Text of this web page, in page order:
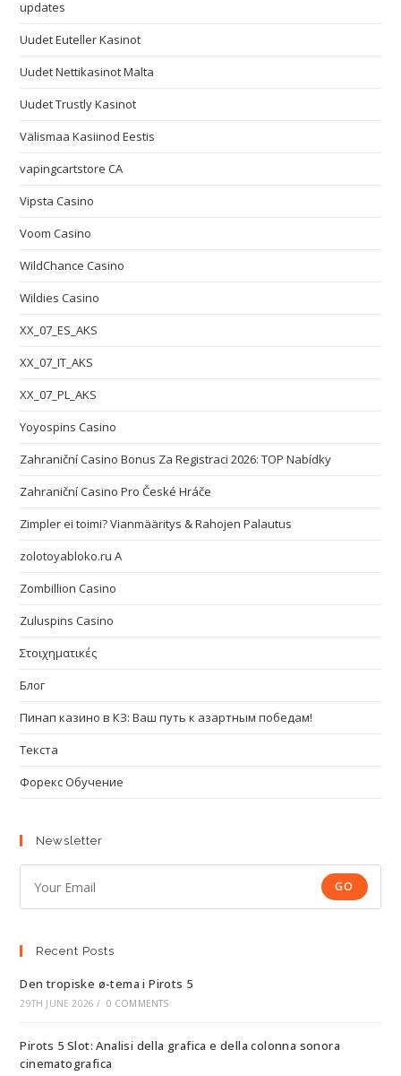
updates
Uudet Euteller Kasinot
Uudet Nettikasinot Malta
Uudet Trustly Kasinot
Välismaa Kasiinod Eestis
vapingcartstore CA
Vipsta Casino
Voom Casino
WildChance Casino
Wildies Casino
XX_07_ES_AKS
XX_07_IT_AKS
XX_07_PL_AKS
Yoyospins Casino
Zahraniční Casino Bonus Za Registraci 2026: TOP Nabídky
Zahraniční Casino Pro České Hráče
Zimpler ei toimi? Vianmääritys & Rahojen Palautus
zolotoyabloko.ru A
Zombillion Casino
Zuluspins Casino
Στοιχηματικές
Блог
Пинап казино в КЗ: Ваш путь к азартным победам!
Текста
Форекс Обучение
Newsletter
GO
Recent Posts
Den tropiske ø-tema i Pirots 5
29TH JUNE 2026 / 0 COMMENTS
Pirots 5 Slot: Analisi della grafica e della colonna sonora
cinematografica